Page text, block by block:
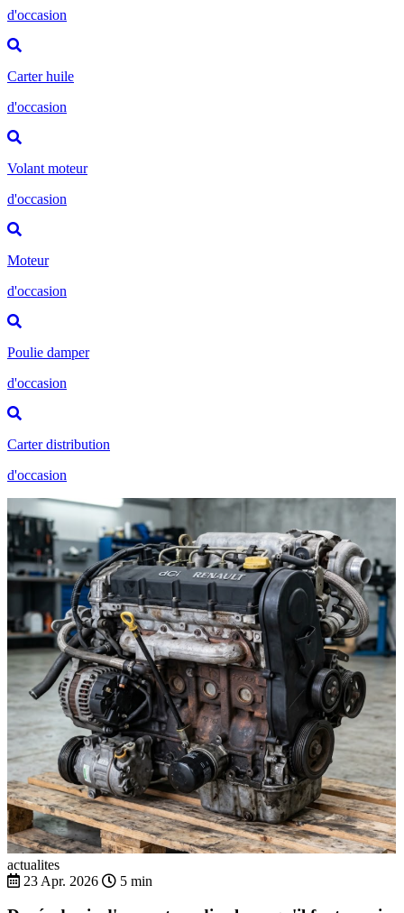
d'occasion
Carter huile
d'occasion
Volant moteur
d'occasion
Moteur
d'occasion
Poulie damper
d'occasion
Carter distribution
d'occasion
actualites
23 Apr. 2026
5 min